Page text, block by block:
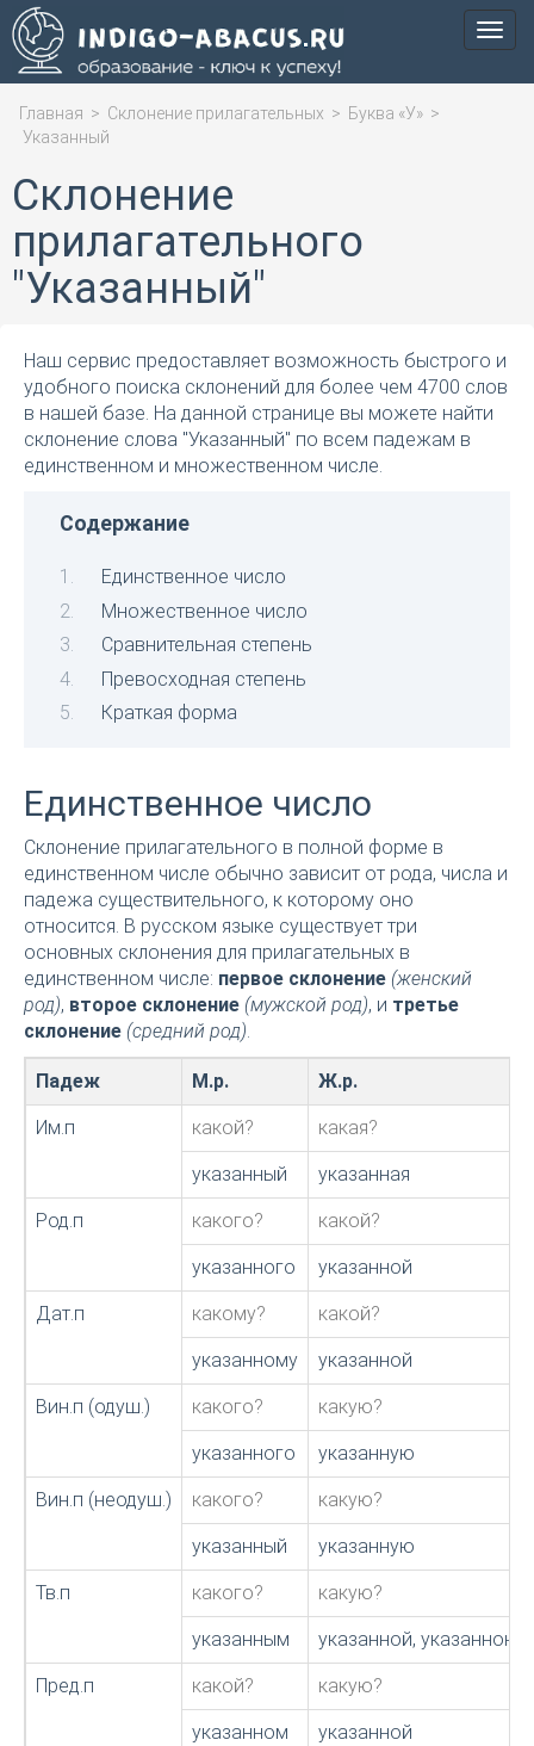
Меню
Главная > Склонение прилагательных > Буква «У» >
Указанный
Склонение
прилагательного
"Указанный"
Наш сервис предоставляет возможность быстрого и
удобного поиска склонений для более чем 4700 слов
в нашей базе. На данной странице вы можете найти
склонение слова "Указанный" по всем падежам в
единственном и множественном числе.
Содержание
Единственное число
Множественное число
Сравнительная степень
Превосходная степень
Краткая форма
Единственное число
Склонение прилагательного в полной форме в
единственном числе обычно зависит от рода, числа и
падежа существительного, к которому оно
относится. В русском языке существует три
основных склонения для прилагательных в
единственном числе: первое склонение (женский
род), второе склонение (мужской род), и третье
склонение (средний род).
Падеж М.р. Ж.р.
Им.п какой? какая?
указанный указанная
Род.п какого? какой?
указанного указанной
Дат.п какому? какой?
указанному указанной
Вин.п (одуш.) какого? какую?
указанного указанную
Вин.п (неодуш.) какого? какую?
указанный указанную
Тв.п какого? какую?
указанным указанной, указанною
Пред.п какой? какую?
указанном указанной